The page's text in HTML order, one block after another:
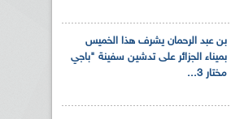
بن عبد الرحمان يشرف هذا الخميس
بميناء الجزائر على تدشين سفينة "باجي
مختار 3...